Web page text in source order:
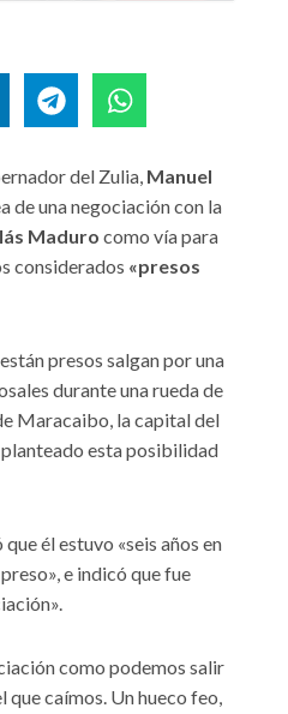
del Zulia, Manuel
de una negociación con la
Maduro como vía para
considerados «presos
presos salgan por una
durante una rueda de
Maracaibo, la capital del
planteado esta posibilidad
él estuvo «seis años en
e indicó que fue
como podemos salir
que caímos. Un hueco feo,